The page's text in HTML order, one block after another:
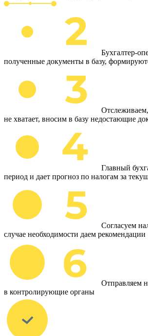
Бухгалтер-
полученные документы в базу,
не хватает, вносим в базу недостающие
Главный
период и дает прогноз по налогам за
Согласуем
случае необходимости даем рекомендации
Отправляем
в контролирующие органы